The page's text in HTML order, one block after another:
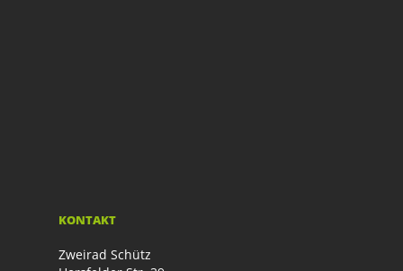
KONTAKT
Zweirad Schütz